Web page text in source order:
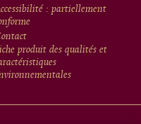
: partiellement
produit des qualités et